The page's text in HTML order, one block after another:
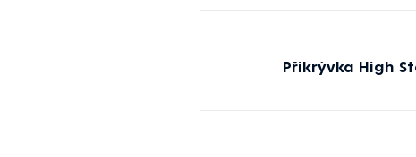
Přikrývka High